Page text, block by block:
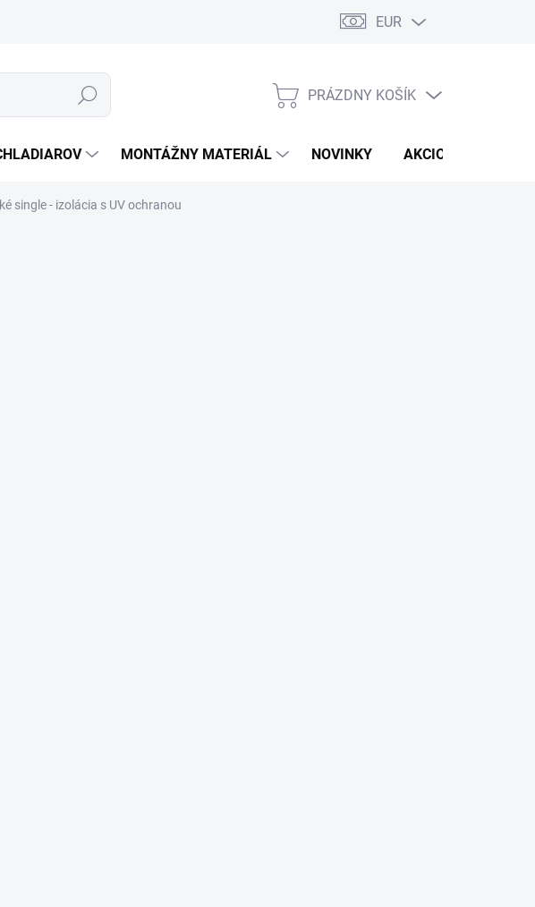
EUR
Hľadať
NÁKUPNÝ
PRÁZDNY KOŠÍK
MONTÁŽNY MATERIÁL NOVINKY AKCIOVÁ PONUKA
single - izolácia s UV ochranou